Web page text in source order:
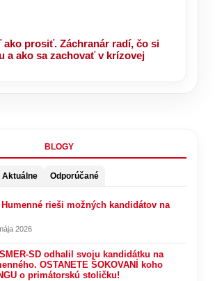
ako prosiť. Záchranár radí, čo si
a ako sa zachovať v krízovej
BLOGY
Aktuálne Odporúčané
rieši možných kandidátov na
2026
SD odhalil svoju kandidátku na
OSTANETE ŠOKOVANÍ koho
o primátorskú stoličku!